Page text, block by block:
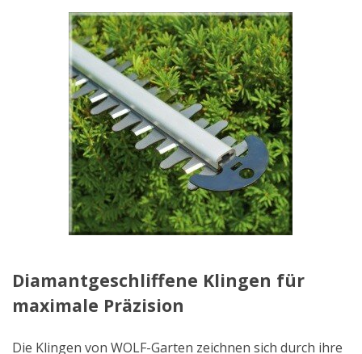
Diamantgeschliffene Klingen für
maximale Präzision
Die Klingen von WOLF-Garten zeichnen sich durch ihre